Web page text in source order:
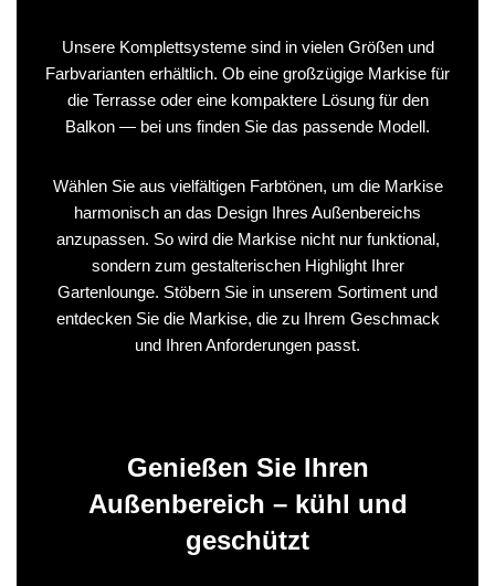
Unsere Komplettsysteme sind in vielen Größen und
Farbvarianten erhältlich. Ob eine großzügige Markise für
die Terrasse oder eine kompaktere Lösung für den
Balkon — bei uns finden Sie das passende Modell.
Wählen Sie aus vielfältigen Farbtönen, um die Markise
harmonisch an das Design Ihres Außenbereichs
anzupassen. So wird die Markise nicht nur funktional,
sondern zum gestalterischen Highlight Ihrer
Gartenlounge. Stöbern Sie in unserem Sortiment und
entdecken Sie die Markise, die zu Ihrem Geschmack
und Ihren Anforderungen passt.
Genießen Sie Ihren
Außenbereich – kühl und
geschützt